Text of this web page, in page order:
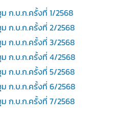
ก.บ.ก.ครั้งที่ 1/2568
ม ก.บ.ก.ครั้งที่ 2/2568
ม ก.บ.ก.ครั้งที่ 3/2568
ม ก.บ.ก.ครั้งที่ 4/2568
ม ก.บ.ก.ครั้งที่ 5/2568
ม ก.บ.ก.ครั้งที่ 6/2568
ม ก.บ.ก.ครั้งที่ 7/2568